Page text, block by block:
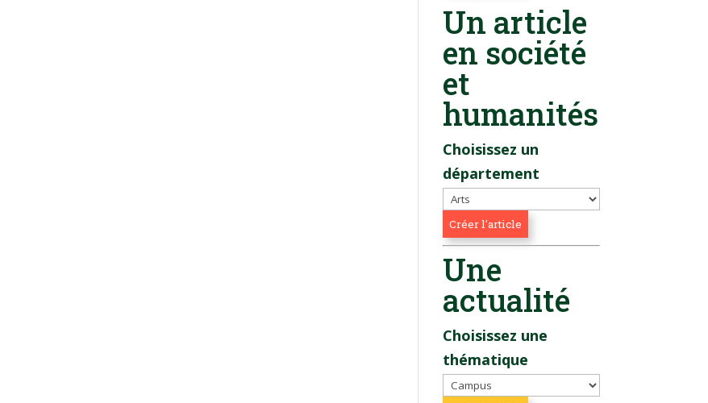
Un article
en société
et
humanités
Choisissez un
département
Une
actualité
Choisissez une
thématique